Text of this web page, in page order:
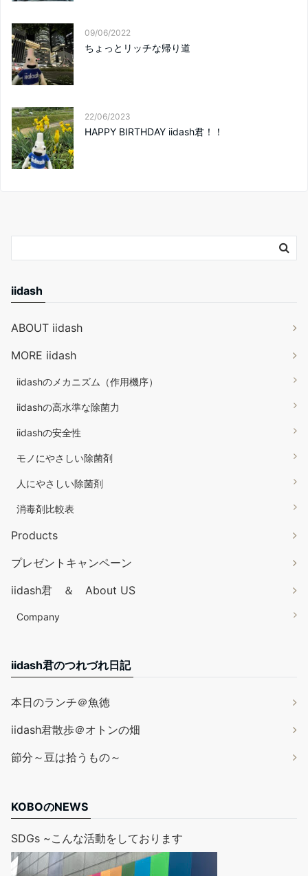
09/06/2022
ちょっとリッチな帰り道
22/06/2023
HAPPY BIRTHDAY iidash君！！
iidash
ABOUT iidash
MORE iidash
iidashのメカニズム（作用機序）
iidashの高水準な除菌力
iidashの安全性
モノにやさしい除菌剤
人にやさしい除菌剤
消毒剤比較表
Products
プレゼントキャンペーン
iidash君 ＆ About US
Company
iidash君のつれづれ日記
本日のランチ＠魚徳
iidash君散歩＠オトンの畑
節分～豆は拾うもの～
KOBOのNEWS
SDGs ~こんな活動をしております